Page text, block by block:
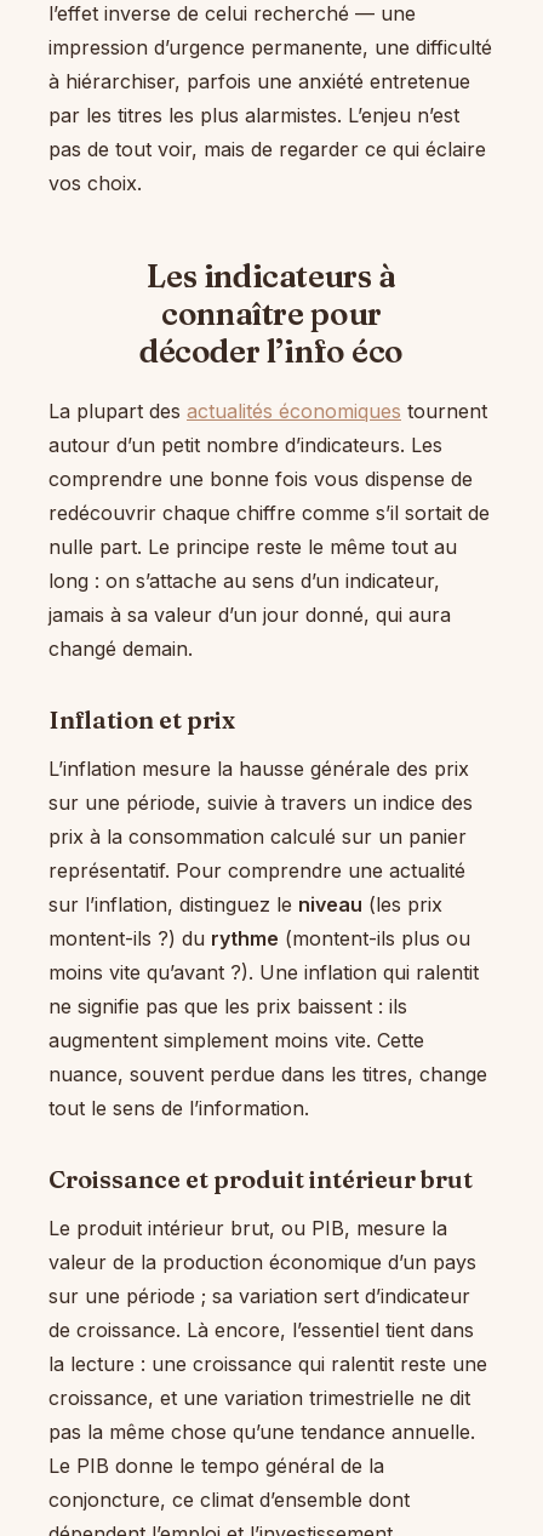
l’effet inverse de celui recherché — une
impression d’urgence permanente, une difficulté
à hiérarchiser, parfois une anxiété entretenue
par les titres les plus alarmistes. L’enjeu n’est
pas de tout voir, mais de regarder ce qui éclaire
vos choix.
Les indicateurs à
connaître pour
décoder l’info éco
La plupart des actualités économiques tournent
autour d’un petit nombre d’indicateurs. Les
comprendre une bonne fois vous dispense de
redécouvrir chaque chiffre comme s’il sortait de
nulle part. Le principe reste le même tout au
long : on s’attache au sens d’un indicateur,
jamais à sa valeur d’un jour donné, qui aura
changé demain.
Inflation et prix
L’inflation mesure la hausse générale des prix
sur une période, suivie à travers un indice des
prix à la consommation calculé sur un panier
représentatif. Pour comprendre une actualité
sur l’inflation, distinguez le niveau (les prix
montent-ils ?) du rythme (montent-ils plus ou
moins vite qu’avant ?). Une inflation qui ralentit
ne signifie pas que les prix baissent : ils
augmentent simplement moins vite. Cette
nuance, souvent perdue dans les titres, change
tout le sens de l’information.
Croissance et produit intérieur brut
Le produit intérieur brut, ou PIB, mesure la
valeur de la production économique d’un pays
sur une période ; sa variation sert d’indicateur
de croissance. Là encore, l’essentiel tient dans
la lecture : une croissance qui ralentit reste une
croissance, et une variation trimestrielle ne dit
pas la même chose qu’une tendance annuelle.
Le PIB donne le tempo général de la
conjoncture, ce climat d’ensemble dont